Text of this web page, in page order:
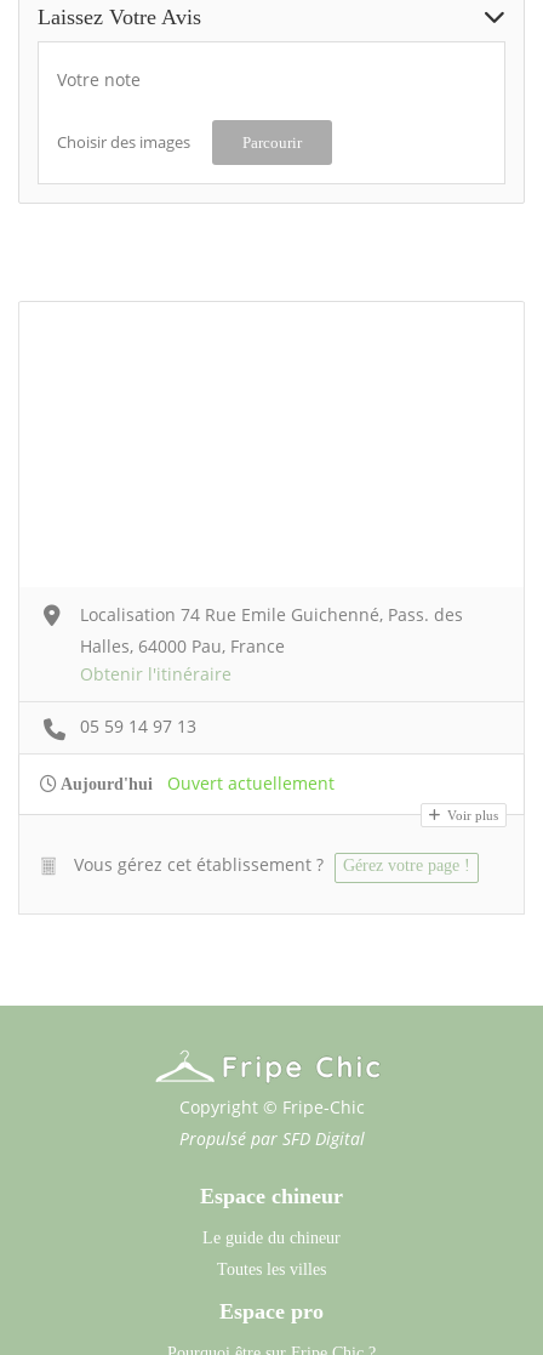
Laissez Votre Avis
Votre note
Choisir des images Parcourir
Localisation 74 Rue Emile Guichenné, Pass. des
Halles, 64000 Pau, France
Obtenir l'itinéraire
05 59 14 97 13
Aujourd'hui Ouvert actuellement
Voir plus
Vous gérez cet établissement ? Gérez votre page !
Copyright © Fripe-Chic
Propulsé par SFD Digital
Espace chineur
Le guide du chineur
Toutes les villes
Espace pro